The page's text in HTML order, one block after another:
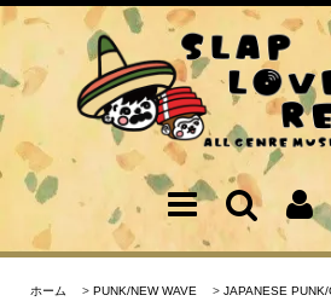
ホーム > PUNK/NEW WAVE > JAPANESE PUNK/